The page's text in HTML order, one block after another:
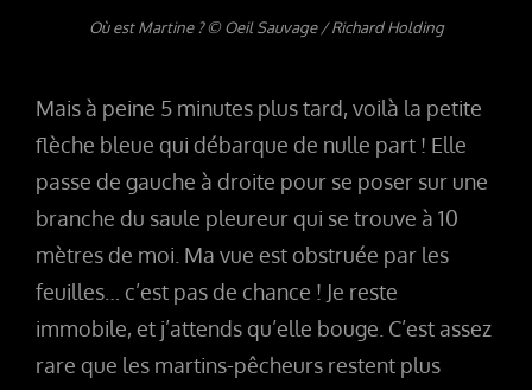
Où est Martine ? © Oeil Sauvage / Richard Holding
Mais à peine 5 minutes plus tard, voilà la petite
flèche bleue qui débarque de nulle part ! Elle
passe de gauche à droite pour se poser sur une
branche du saule pleureur qui se trouve à 10
mètres de moi. Ma vue est obstruée par les
feuilles… c’est pas de chance ! Je reste
immobile, et j’attends qu’elle bouge. C’est assez
rare que les martins-pêcheurs restent plus